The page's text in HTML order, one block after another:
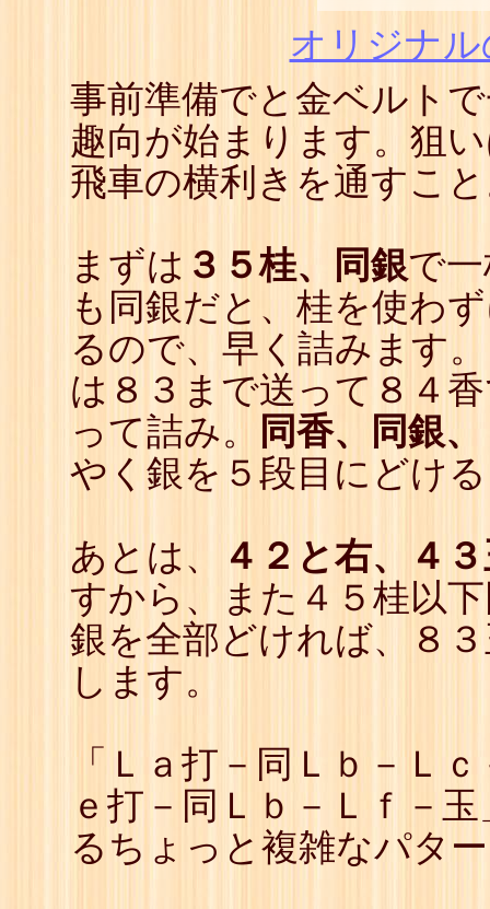
8☖
9
10☖
12☖
13☗
☖
15 ☗
16☖
17☗
22☖
23
25
26☖
27☗
30☖
31 ☗
34☖
35☗
36☖
37☗
38
39☗
45
46☖
47☗
49☗
オリジナ
事前準備でと金ベルト
趣向が始まります。狙
飛車の横利きを通すこ
まずは ３５桂、同銀で
も同銀だと、桂を使わ
るので、早く詰みます。
は８３まで送って８４
って詰み。
同香、同銀
やく銀を５段目にどけ
あとは、
４２と右、４
すから、また４５桂以
銀を全部どければ、８
します。
「Ｌａ打－同Ｌｂ－Ｌ
ｅ打－同Ｌｂ－Ｌｆ－
るちょっと複雑なパタ